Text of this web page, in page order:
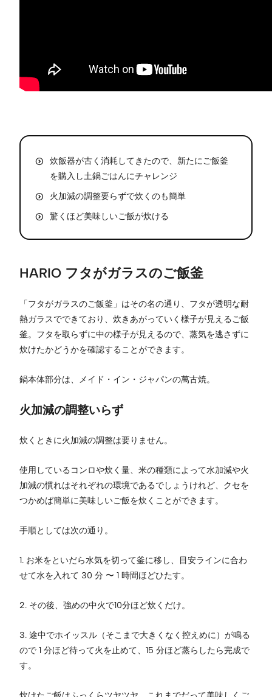
炊飯器が古く消耗してきたので、新たにご飯釜
を購入し土鍋ごはんにチャレンジ
火加減の調整要らずで炊くのも簡単
驚くほど美味しいご飯が炊ける
HARIO フタがガラスのご飯釜
「フタがガラスのご飯釜」はその名の通り、フタが透明な耐
熱ガラスでできており、炊きあがっていく様子が見えるご飯
釜。フタを取らずに中の様子が見えるので、蒸気を逃さずに
炊けたかどうかを確認することができます。
鍋本体部分は、メイド・イン・ジャパンの萬古焼。
火加減の調整いらず
炊くときに火加減の調整は要りません。
使用しているコンロや炊く量、米の種類によって水加減や火
加減の慣れはそれぞれの環境であるでしょうけれど、クセを
つかめば簡単に美味しいご飯を炊くことができます。
手順としては次の通り。
1. お米をといだら水気を切って釜に移し、目安ラインに合わ
せて水を入れて 30 分 〜 1 時間ほどひたす。
2. その後、強めの中火で10分ほど炊くだけ。
3. 途中でホイッスル（そこまで大きくなく控えめに）が鳴る
ので 1 分ほど待って火を止めて、15 分ほど蒸らしたら完成で
す。